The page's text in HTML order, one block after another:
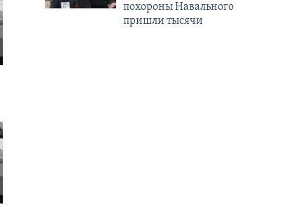
похороны Навального
пришли тысячи